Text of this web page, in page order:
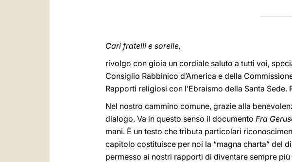
Cari fratelli e sorelle,
rivolgo con gioia un cordiale saluto a tutti voi,
Consiglio Rabbinico d’America e della
Rapporti religiosi con l’Ebraismo della Santa
Nel nostro cammino comune, grazie alla
dialogo. Va in questo senso il documento Fra
mani. È un testo che tributa particolari
capitolo costituisce per noi la “magna charta” del
permesso ai nostri rapporti di diventare sempre